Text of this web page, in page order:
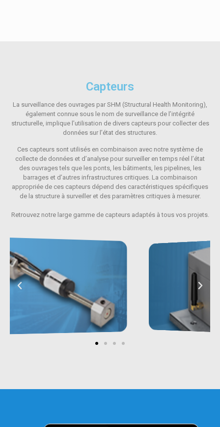
Capteurs
La surveillance des ouvrages par SHM (Structural Health Monitoring),
également connue sous le nom de surveillance de l’intégrité
structurelle, implique l’utilisation de divers capteurs pour collecter des
données sur l’état des structures.
Ces capteurs sont utilisés en combinaison avec notre système de
collecte de données et d’analyse pour surveiller en temps réel l’état
des ouvrages tels que les ponts, les bâtiments, les pipelines, les
barrages et d’autres infrastructures critiques. La combinaison
appropriée de ces capteurs dépend des caractéristiques spécifiques
de la structure à surveiller et des paramètres critiques à mesurer.
Retrouvez notre large gamme de capteurs adaptés à tous vos projets.